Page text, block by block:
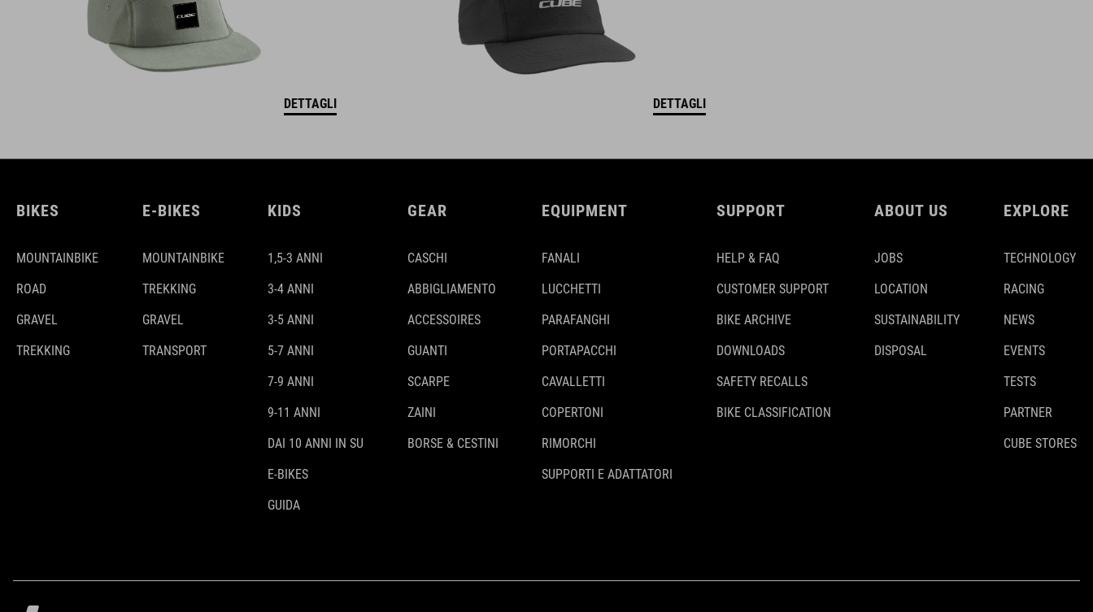
DETTAGLI DETTAGLI
BIKES
MOUNTAINBIKE
ROAD
GRAVEL
TREKKING
E-BIKES
MOUNTAINBIKE
TREKKING
GRAVEL
TRANSPORT
KIDS
1,5-3 ANNI
3-4 ANNI
3-5 ANNI
5-7 ANNI
7-9 ANNI
9-11 ANNI
DAI 10 ANNI IN SU
E-BIKES
GUIDA
GEAR
CASCHI
ABBIGLIAMENTO
ACCESSOIRES
GUANTI
SCARPE
ZAINI
BORSE & CESTINI
EQUIPMENT
FANALI
LUCCHETTI
PARAFANGHI
PORTAPACCHI
CAVALLETTI
COPERTONI
RIMORCHI
SUPPORTI E ADATTATORI
SUPPORT
HELP & FAQ
CUSTOMER SUPPORT
BIKE ARCHIVE
DOWNLOADS
SAFETY RECALLS
BIKE CLASSIFICATION
ABOUT US
JOBS
LOCATION
SUSTAINABILITY
DISPOSAL
EXPLORE
TECHNOLOGY
RACING
NEWS
EVENTS
TESTS
PARTNER
CUBE STORES